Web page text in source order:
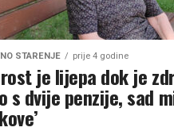
STARENJE prije 4 godine
je lijepa dok je
s dvije penzije, sad